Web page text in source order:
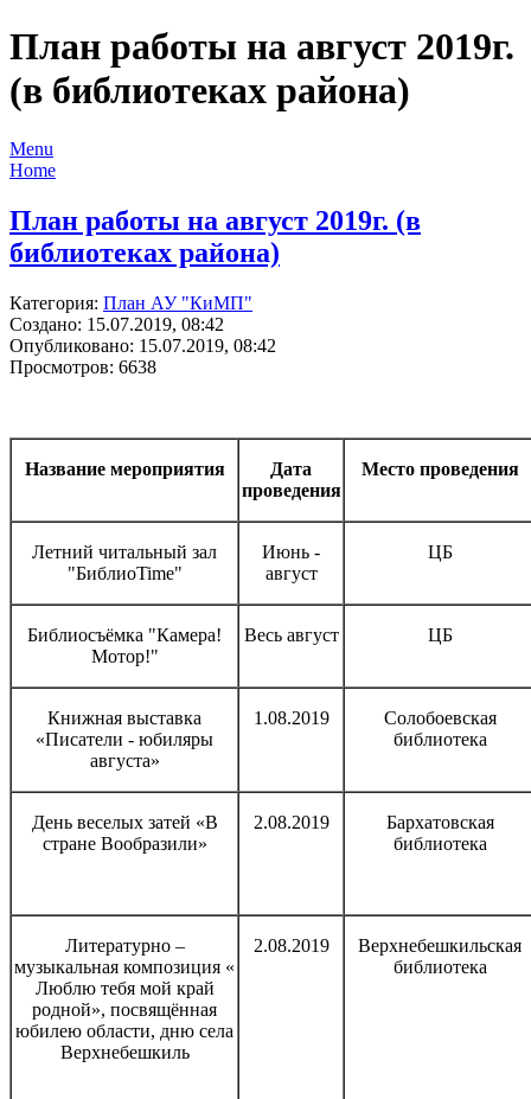
План работы на август 2019г.
(в библиотеках района)
Menu
Home
План работы на август 2019г. (в
библиотеках района)
Категория: План АУ "КиМП"
Создано: 15.07.2019, 08:42
Опубликовано: 15.07.2019, 08:42
Просмотров: 6638
Название мероприятия
Дата
проведения
Место проведения
Летний читальный зал
"БиблиоTime"
Июнь -
август
ЦБ
Библиосъёмка "Камера!
Мотор!"
Весь август ЦБ
Книжная выставка
«Писатели - юбиляры
августа»
1.08.2019
Солобоевская
библиотека
День веселых затей «В
стране Вообразили»
2.08.2019
Бархатовская
библиотека
Литературно –
музыкальная композиция «
Люблю тебя мой край
родной», посвящённая
юбилею области, дню села
Верхнебешкиль
2.08.2019
Верхнебешкильская
библиотека